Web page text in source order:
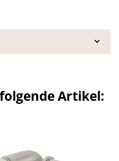
Artikel: